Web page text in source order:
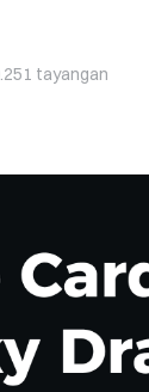
tayangan